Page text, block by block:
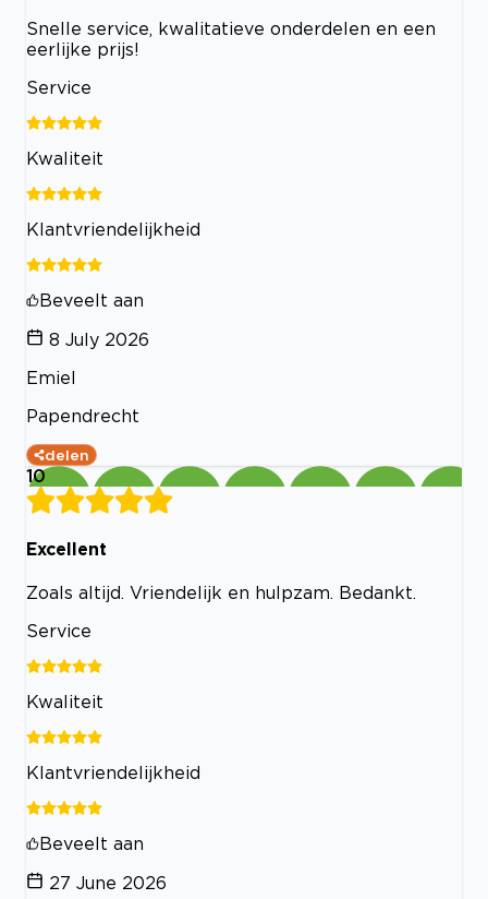
Snelle service, kwalitatieve onderdelen en een
eerlijke prijs!
Service
Kwaliteit
Klantvriendelijkheid
Beveelt aan
8 July 2026
Emiel
Papendrecht
delen
10
Excellent
Zoals altijd. Vriendelijk en hulpzam. Bedankt.
Service
Kwaliteit
Klantvriendelijkheid
Beveelt aan
27 June 2026